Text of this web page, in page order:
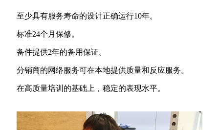
至少具有服务寿命的设计正确运行10年。
标准24个月保修。
备件提供2年的备用保证。
分销商的网络服务可在本地提供质量和反应服务。
在高质量培训的基础上，稳定的表现水平。